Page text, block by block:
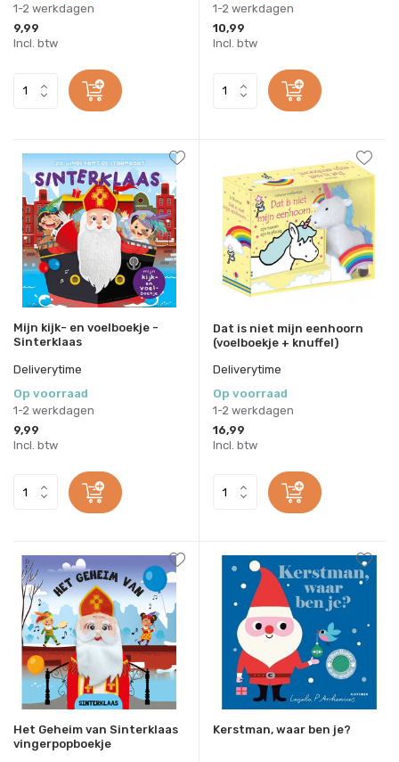
1-2 werkdagen
9,99
Incl. btw
1-2 werkdagen
10,99
Incl. btw
Mijn kijk- en voelboekje -
Sinterklaas
Deliverytime
Op voorraad
1-2 werkdagen
9,99
Incl. btw
Dat is niet mijn eenhoorn
(voelboekje + knuffel)
Deliverytime
Op voorraad
1-2 werkdagen
16,99
Incl. btw
Het Geheim van Sinterklaas
vingerpopboekje
Kerstman, waar ben je?